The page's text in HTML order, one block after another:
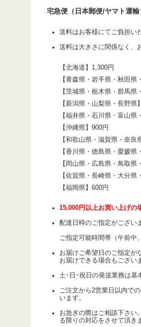
宅急便（日本郵便/ヤマト運輸
送料はお客様にてご負担い
送料は大きさに関係なく、
【北海道】1,300円
【青森県・岩手県・秋田
【茨城県・栃木県・群馬
【新潟県・山梨県・長野県
【福井県・石川県・富山
【沖縄県】900円
【和歌山県・滋賀県・奈
【香川県・徳島県・愛媛県
【岡山県・広島県・鳥取県
【佐賀県・長崎県・大分
【福岡県】600円
15,000円以上お買い上げの
配達日時のご指定がござい
ご指定可能時間帯（午前中
お届けご希望日のご指定が
お届けできる場合もござい
土･日･祝日の発送業務は基
ご注文から2営業日以内で
います。
お急ぎの際はご相談下さい
る限りの対応をさせて頂き